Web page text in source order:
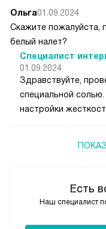
Есть
Наш специалист
Ольга01.09.2024
Скажите пожалуйста,
белый налет?
Специалист
01.09.2024
Здравствуйте,
специальной солью.
настройки